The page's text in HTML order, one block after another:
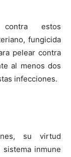
estos
fungicida
pelear contra
al menos dos
infecciones.
su virtud
inmune